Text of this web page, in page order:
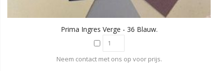
Prima Ingres Verge - 36 Blauw.
Neem contact met ons op voor prijs.